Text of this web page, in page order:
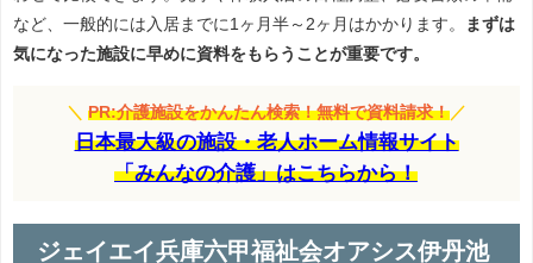
など、一般的には入居までに1ヶ月半～2ヶ月はかかります。
まずは
気になった施設に早めに資料をもらうことが重要です。
＼ PR:介護施設をかんたん検索！無料で資料請求！ ／
日本最大級の施設・老人ホーム情報サイト
「みんなの介護」はこちらから！
ジェイエイ兵庫六甲福祉会オアシス伊丹池